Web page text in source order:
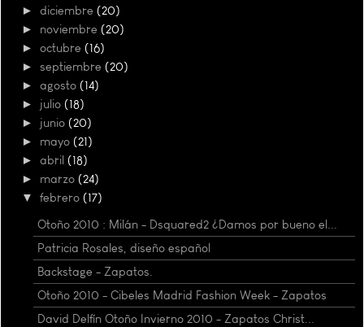
► diciembre (20)
► noviembre (20)
► octubre (16)
► septiembre (20)
► agosto (14)
► julio (18)
► junio (20)
► mayo (21)
► abril (18)
► marzo (24)
▼ febrero (17)
Otoño 2010 : Milán - Dsquared2 ¿Damos por bueno el...
Patricia Rosales, diseño español
Backstage - Zapatos.
Otoño 2010 - Cibeles Madrid Fashion Week - Zapatos
David Delfín Otoño Invierno 2010 - Zapatos Christ...